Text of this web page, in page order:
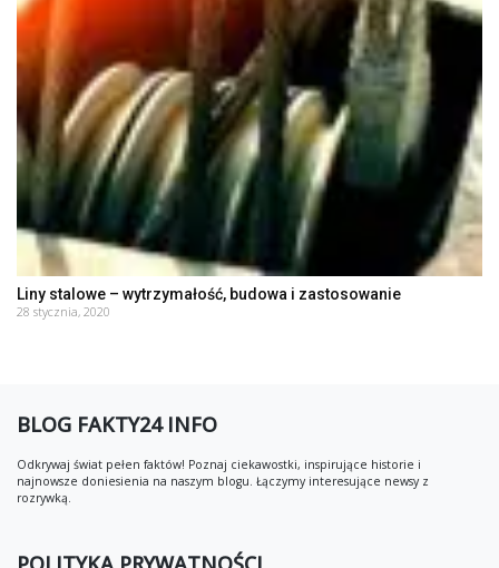
Liny stalowe – wytrzymałość, budowa i zastosowanie
28 stycznia, 2020
BLOG FAKTY24 INFO
Odkrywaj świat pełen faktów! Poznaj ciekawostki, inspirujące historie i
najnowsze doniesienia na naszym blogu. Łączymy interesujące newsy z
rozrywką.